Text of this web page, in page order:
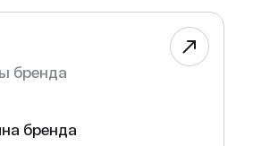
бренда
бренда